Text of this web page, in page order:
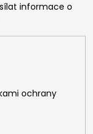
informace o
ochrany